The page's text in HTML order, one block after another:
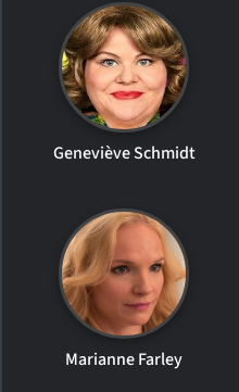
Geneviève Schmidt
Marianne Farley